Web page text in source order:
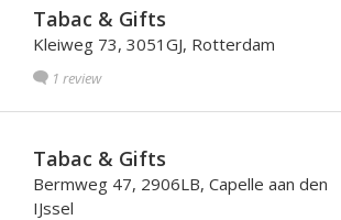
Tabac & Gifts
Kleiweg 73, 3051GJ, Rotterdam
1 review
Tabac & Gifts
Bermweg 47, 2906LB, Capelle aan den
IJssel